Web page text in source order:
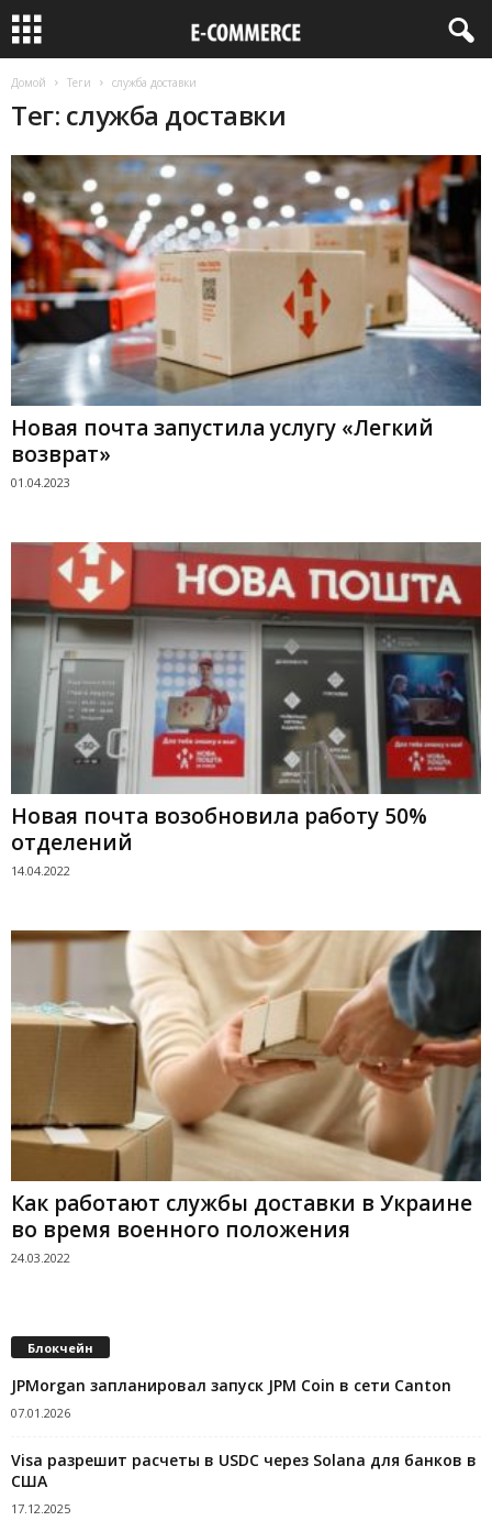
Домой Теги служба доставки
Тег: служба доставки
Новая почта запустила услугу «Легкий
возврат»
01.04.2023
Новая почта возобновила работу 50%
отделений
14.04.2022
Как работают службы доставки в Украине
во время военного положения
24.03.2022
Блокчейн
JPMorgan запланировал запуск JPM Coin в сети Canton
07.01.2026
Visa разрешит расчеты в USDC через Solana для банков в
США
17.12.2025